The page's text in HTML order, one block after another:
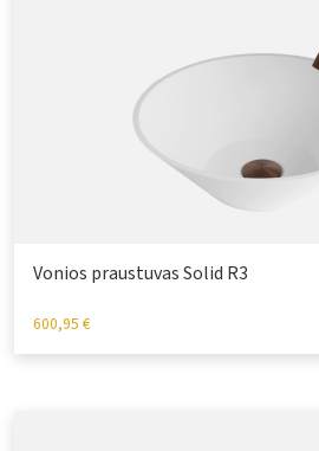
Vonios praustuvas Solid R3
600,95 €